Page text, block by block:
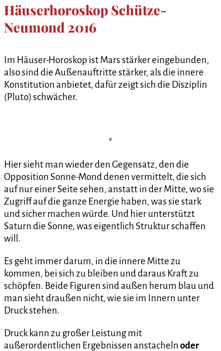
Häuserhoroskop Schütze-
Neumond 2016
Im Häuser-Horoskop ist Mars stärker eingebunden,
also sind die Außenauftritte stärker, als die innere
Konstitution anbietet, dafür zeigt sich die Disziplin
(Pluto) schwächer.
*
Hier sieht man wieder den Gegensatz, den die
Opposition Sonne-Mond denen vermittelt, die sich
auf nur einer Seite sehen, anstatt in der Mitte, wo sie
Zugriff auf die ganze Energie haben, was sie stark
und sicher machen würde. Und hier unterstützt
Saturn die Sonne, was eigentlich Struktur schaffen
will.
Es geht immer darum, in die innere Mitte zu
kommen, bei sich zu bleiben und daraus Kraft zu
schöpfen. Beide Figuren sind außen herum blau und
man sieht draußen nicht, wie sie im Innern unter
Druck stehen.
Druck kann zu großer Leistung mit
außerordentlichen Ergebnissen anstachelnoder